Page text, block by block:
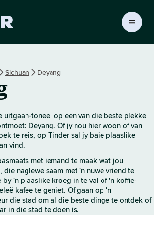
r
i
s
b
l
d
Sichuan Deyang
uitgaan-toneel op een van die beste plekke
Deyang. Of jy nou hier woon of van
te reis, op Tinder sal jy baie plaaslike
vind.
met iemand te maak wat jou
die naglewe saam met 'n nuwe vriend te
by 'n plaaslike kroeg in te val of 'n koffie-
kafee te geniet. Of gaan op 'n
die stad om al die beste dinge te ontdek of
in die stad te doen is.